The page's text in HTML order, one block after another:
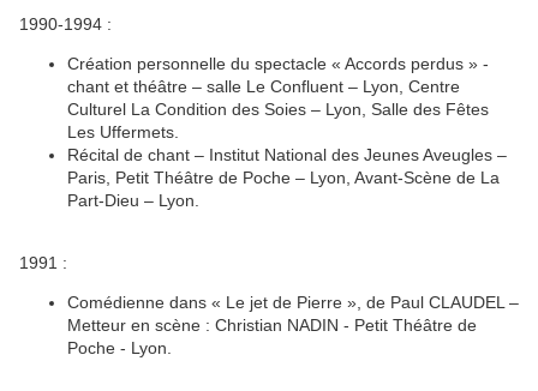
1990-1994 :
Création personnelle du spectacle « Accords perdus » -
chant et théâtre – salle Le Confluent – Lyon, Centre
Culturel La Condition des Soies – Lyon, Salle des Fêtes
Les Uffermets.
Récital de chant – Institut National des Jeunes Aveugles –
Paris, Petit Théâtre de Poche – Lyon, Avant-Scène de La
Part-Dieu – Lyon.
1991 :
Comédienne dans « Le jet de Pierre », de Paul CLAUDEL –
Metteur en scène : Christian NADIN - Petit Théâtre de
Poche - Lyon.